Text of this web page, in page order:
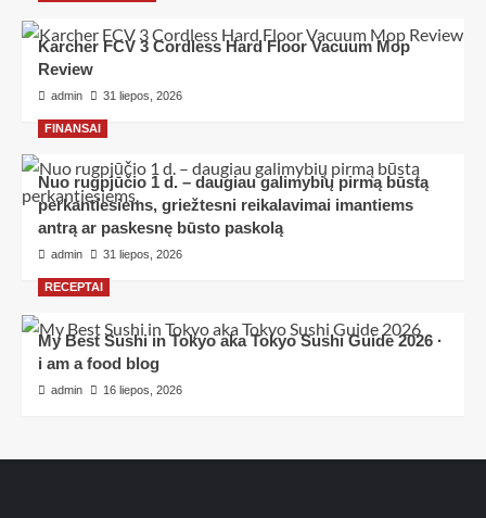
Karcher FCV 3 Cordless Hard Floor Vacuum Mop
Review
admin 31 liepos, 2026
FINANSAI
Nuo rugpjūčio 1 d. – daugiau galimybių pirmą būstą
perkantiesiems, griežtesni reikalavimai imantiems
antrą ar paskesnę būsto paskolą
admin 31 liepos, 2026
RECEPTAI
My Best Sushi in Tokyo aka Tokyo Sushi Guide 2026 ·
i am a food blog
admin 16 liepos, 2026